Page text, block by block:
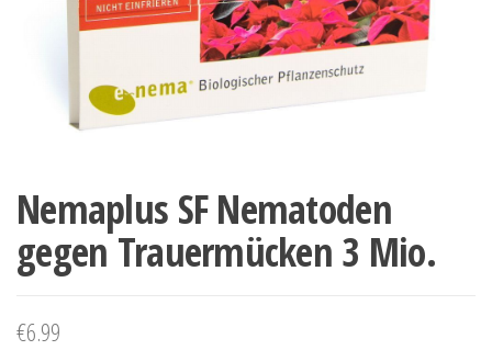
Nemaplus SF Nematoden
gegen Trauermücken 3 Mio.
€6.99